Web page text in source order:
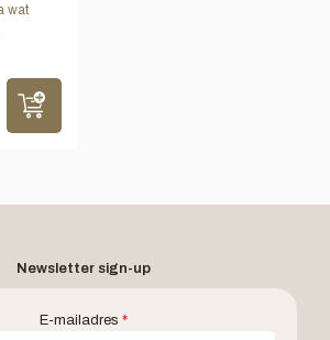
wat
Newsletter sign-up
E-mailadres *